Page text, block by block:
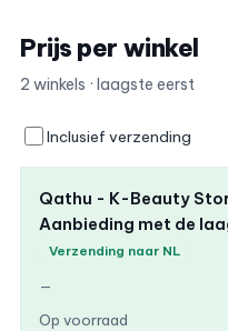
Prijs per winkel
2 winkels · laagste eerst
Inclusief verzending
Qathu - K-Beauty
Aanbieding met de
Verzending naar NL
—
Op voorraad